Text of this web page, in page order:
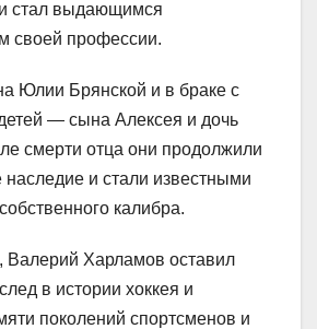
стал выдающимся
своей профессии.
Юлии Брянской и в браке с
— сына Алексея и дочь
смерти отца они продолжили
наследие и стали известными
калибра.
Валерий Харламов оставил
в истории хоккея и
поколений спортсменов и